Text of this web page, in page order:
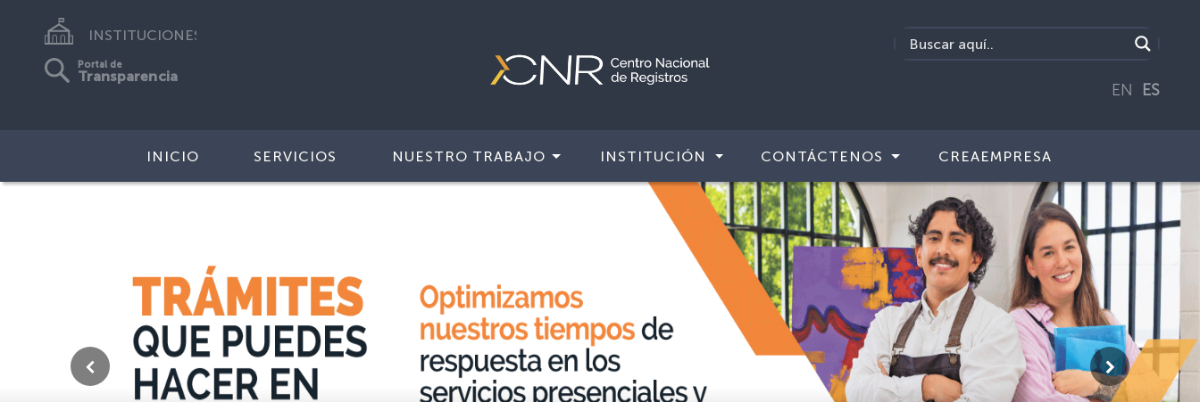
INSTITUCIONES
Portal de
Transparencia
EN ES
INICIO SERVICIOS NUESTRO TRABAJO INSTITUCIÓN CONTÁCTENOS CREAEMPRESA
Anterior Siguiente